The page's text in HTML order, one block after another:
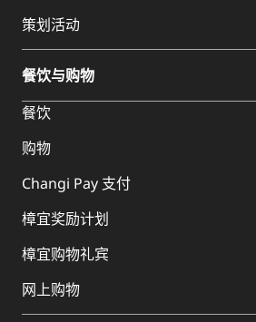
策划活动
餐饮与购物
餐饮
购物
Changi Pay 支付
樟宜奖励计划
樟宜购物礼宾
网上购物